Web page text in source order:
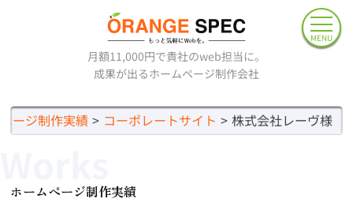
MENU
月額11,000円で貴社のweb担当に。
成果が出るホームページ制作会社
ージ制作実績 コーポレートサイト 株式会社レーヴ様
ホームページ制作実績